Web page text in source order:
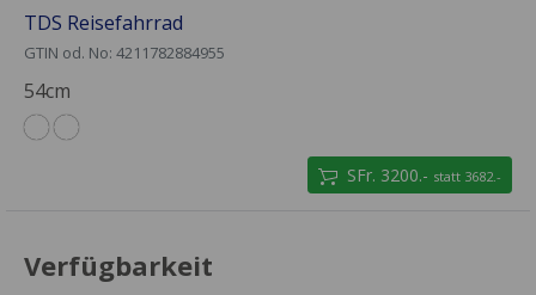
TDS Reisefahrrad
GTIN od. No: 4211782884955
54cm
SFr. 3200.- statt 3682.-
Verfügbarkeit